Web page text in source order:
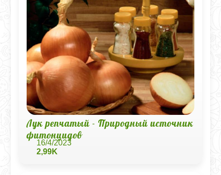
Лук репчатый - Природный источник
фитонцидов
16/4/2023
2,99K